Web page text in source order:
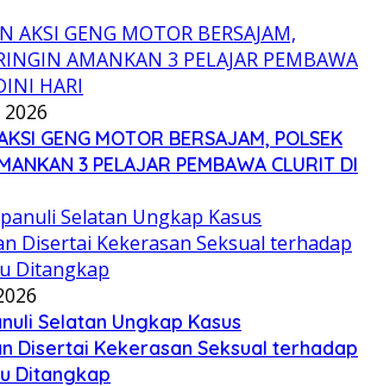
GENG MOTOR BERSAJAM, POLSEK
3 PELAJAR PEMBAWA CLURIT DI
Selatan Ungkap Kasus
Disertai Kekerasan Seksual terhadap
Ditangkap